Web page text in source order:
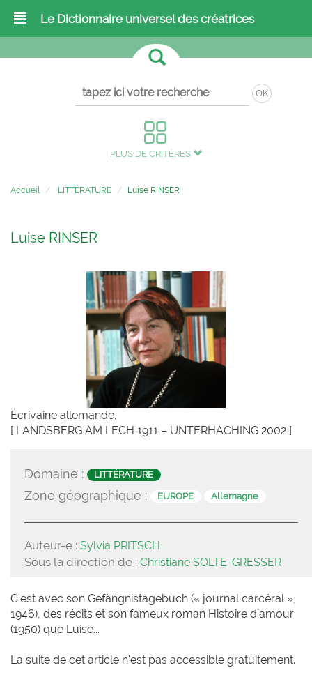
Le Dictionnaire universel des créatrices
OK
PLUS DE CRITÈRES
Accueil LITTÉRATURE Luise RINSER
Luise RINSER
Écrivaine allemande.
[ LANDSBERG AM LECH 1911 – UNTERHACHING 2002 ]
Domaine : LITTÉRATURE
Zone géographique : EUROPE Allemagne
Auteur-e : Sylvia PRITSCH
Sous la direction de : Christiane SOLTE-GRESSER
C’est avec son Gefängnistagebuch (« journal carcéral »,
1946), des récits et son fameux roman Histoire d’amour
(1950) que Luise...
La suite de cet article n'est pas accessible gratuitement.